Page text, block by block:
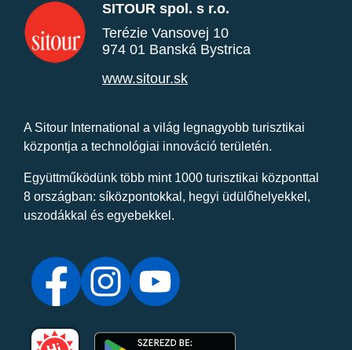
SITOUR spol. s r.o.
Terézie Vansovej 10
974 01 Banská Bystrica
www.sitour.sk
A Sitour International a világ legnagyobb turisztikai
központja a technológiai innováció területén.
Együttműködünk több mint 1000 turisztikai központtal
8 országban: síközpontokkal, hegyi üdülőhelyekkel,
uszodákkal és egyebekkel.